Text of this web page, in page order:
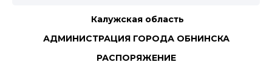
Калужская область
АДМИНИСТРАЦИЯ ГОРОДА ОБНИНСКА
РАСПОРЯЖЕНИЕ